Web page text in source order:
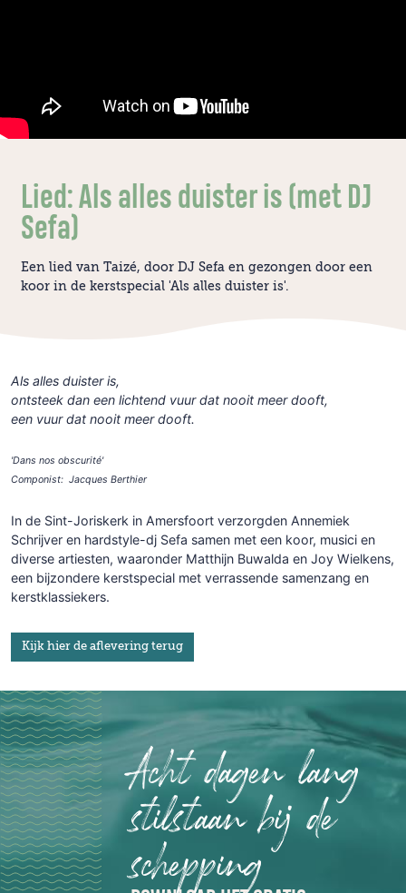
Lied: Als alles duister is (met DJ
Sefa)
Een lied van Taizé, door DJ Sefa en gezongen door een
koor in de kerstspecial 'Als alles duister is'.
Als alles duister is,
ontsteek dan een lichtend vuur dat nooit meer dooft,
een vuur dat nooit meer dooft.
'Dans nos obscurité'
Componist: Jacques Berthier
In de Sint-Joriskerk in Amersfoort verzorgden Annemiek
Schrijver en hardstyle-dj Sefa samen met een koor, musici en
diverse artiesten, waaronder Matthijn Buwalda en Joy Wielkens,
een bijzondere kerstspecial met verrassende samenzang en
kerstklassiekers.
Kijk hier de aflevering terug
Acht dagen lang
stilstaan bij de
schepping